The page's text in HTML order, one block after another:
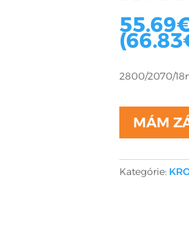
55.69
(66.83
2800/2070/
MÁM
Kategórie: